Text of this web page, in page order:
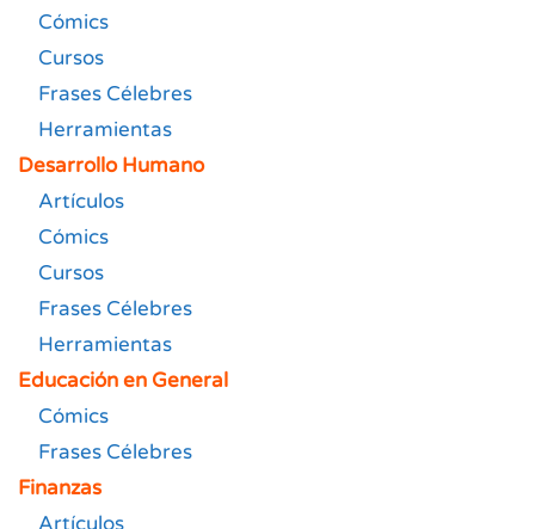
Cómics
Cursos
Frases Célebres
Herramientas
Desarrollo Humano
Artículos
Cómics
Cursos
Frases Célebres
Herramientas
Educación en General
Cómics
Frases Célebres
Finanzas
Artículos